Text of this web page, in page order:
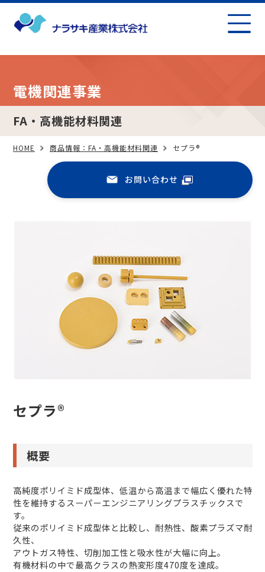
電機関連事業
FA・高機能材料関連
HOME 商品情報：FA・高機能材料関連 セプラ®
お問い合わせ
セプラ®
概要
高純度ポリイミド成型体、低温から高温まで幅広く優れた特
性を維持するスーパーエンジニアリングプラスチックスで
す。
従来のポリイミド成型体と比較し、耐熱性、酸素プラズマ耐
久性、
アウトガス特性、切削加工性と吸水性が大幅に向上。
有機材料の中で最高クラスの熱変形度470度を達成。